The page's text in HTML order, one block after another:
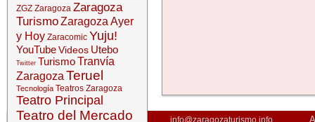
ZGZ Zaragoza Zaragoza
TurismoZaragoza Ayer
y Hoy Zaracomic Yuju!
YouTubeVideos Utebo
Twitter TurismoTranvía
Zaragoza Teruel
Tecnología Teatros Zaragoza
Teatro Principal
Teatro del Mercado info@zaragozaturismo.info